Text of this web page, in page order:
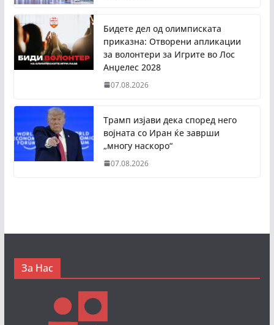
Бидете дел од олимписката
приказна: Отворени апликации
за волонтери за Игрите во Лос
Анџелес 2028
07.08.2026
Трамп изјави дека според него
војната со Иран ќе заврши
„многу наскоро“
07.08.2026
За Нас